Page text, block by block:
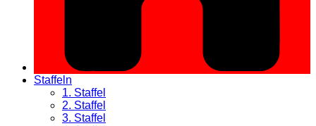
Staffeln
1. Staffel
2. Staffel
3. Staffel